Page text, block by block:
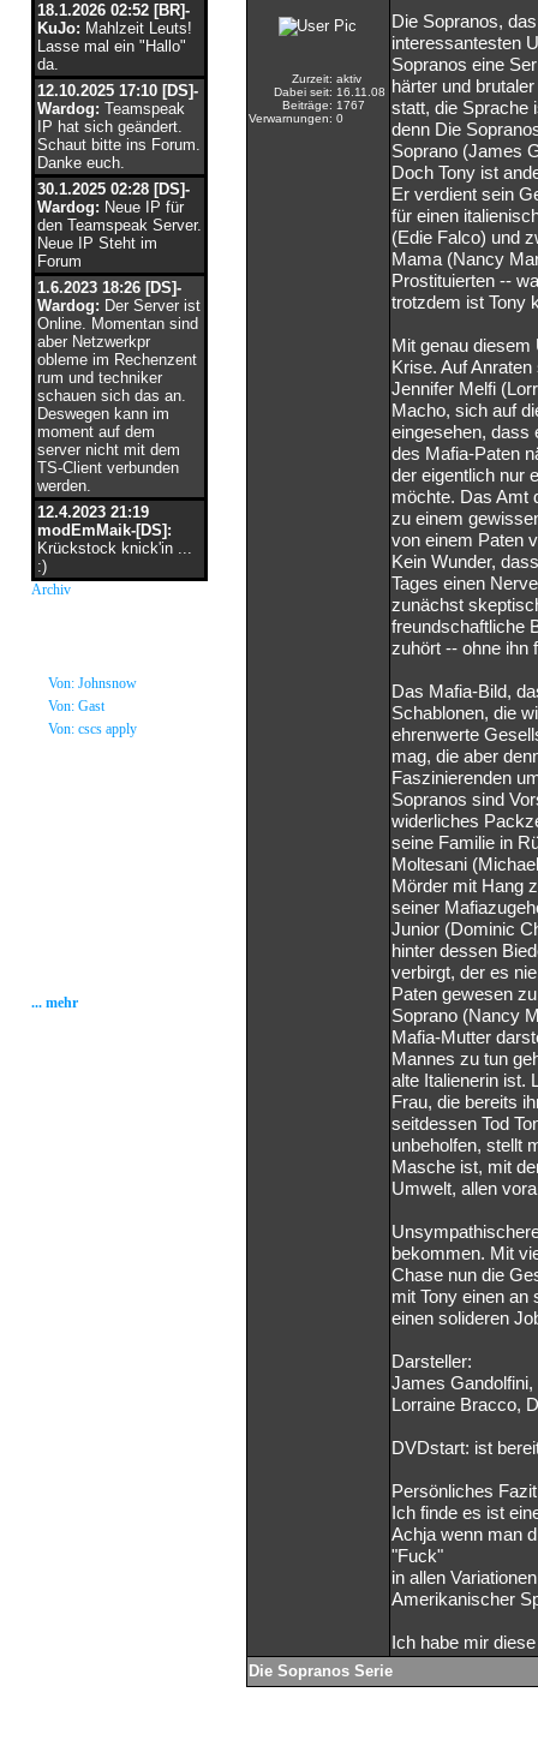
18.1.2026 02:52 [BR]-
KuJo: Mahlzeit Leuts!
Lasse mal ein "Hallo"
da.
12.10.2025 17:10 [DS]-
Wardog: Teamspeak
IP hat sich geändert.
Schaut bitte ins Forum.
Danke euch.
30.1.2025 02:28 [DS]-
Wardog: Neue IP für
den Teamspeak Server.
Neue IP Steht im
Forum
1.6.2023 18:26 [DS]-
Wardog: Der Server ist
Online. Momentan sind
aber Netzwerkpr
obleme im Rechenzent
rum und techniker
schauen sich das an.
Deswegen kann im
moment auf dem
server nicht mit dem
TS-Client verbunden
werden.
12.4.2023 21:19
modEmMaik-[DS]:
Krückstock knick'in ...
:)
Archiv
Von: Johnsnow
Von: Gast
Von: cscs apply
... mehr
Zurzeit: aktiv
Dabei seit: 16.11.08
Beiträge: 1767
Verwarnungen: 0
Die Sopranos,
interessantesten
Sopranos eine
härter und
statt, die Sprache
denn Die
Soprano (James
Doch Tony ist
Er verdient sein
für einen
(Edie Falco) und
Mama (Nancy
Prostituierten --
trotzdem ist Tony
Mit genau diesem
Krise. Auf
Jennifer Melfi
Macho, sich auf
eingesehen, dass
des Mafia-Paten
der eigentlich nur
möchte. Das Amt
zu einem
von einem Paten
Kein Wunder,
Tages einen
zunächst
freundschaftliche
zuhört -- ohne ihn
Das Mafia-Bild,
Schablonen, die
ehrenwerte
mag, die aber
Faszinierenden
Sopranos sind
widerliches
seine Familie in
Moltesani
Mörder mit Hang
seiner
Junior (Dominic
hinter dessen
verbirgt, der es
Paten gewesen
Soprano (Nancy
Mafia-Mutter
Mannes zu tun
alte Italienerin ist.
Frau, die bereits
seitdessen Tod
unbeholfen, stellt
Masche ist, mit
Umwelt, allen
bekommen. Mit
Chase nun die
mit Tony einen
einen solideren
Darsteller:
James
Lorraine Bracco,
DVDstart: ist
Persönliches
Ich finde es ist
Achja wenn man
"Fuck"
in allen
Amerikanischer
Ich habe mir
Die Sopranos Serie